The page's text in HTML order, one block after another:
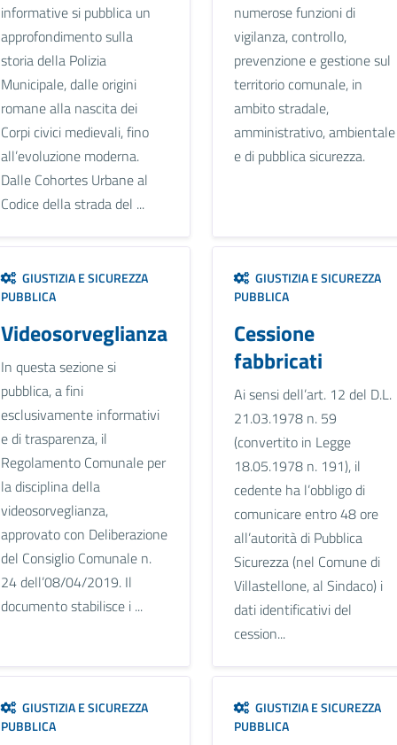
informative si pubblica un
approfondimento sulla
storia della Polizia
Municipale, dalle origini
romane alla nascita dei
Corpi civici medievali, fino
all’evoluzione moderna.
Dalle Cohortes Urbane al
Codice della strada del ...
numerose funzioni di
vigilanza, controllo,
prevenzione e gestione sul
territorio comunale, in
ambito stradale,
amministrativo, ambientale
e di pubblica sicurezza.
GIUSTIZIA E SICUREZZA
PUBBLICA
Videosorveglianza
In questa sezione si
pubblica, a fini
esclusivamente informativi
e di trasparenza, il
Regolamento Comunale per
la disciplina della
videosorveglianza,
approvato con Deliberazione
del Consiglio Comunale n.
24 dell’08/04/2019. Il
documento stabilisce i ...
GIUSTIZIA E SICUREZZA
PUBBLICA
Cessione
fabbricati
Ai sensi dell’art. 12 del D.L.
21.03.1978 n. 59
(convertito in Legge
18.05.1978 n. 191), il
cedente ha l’obbligo di
comunicare entro 48 ore
all’autorità di Pubblica
Sicurezza (nel Comune di
Villastellone, al Sindaco) i
dati identificativi del
cession...
GIUSTIZIA E SICUREZZA
PUBBLICA
GIUSTIZIA E SICUREZZA
PUBBLICA